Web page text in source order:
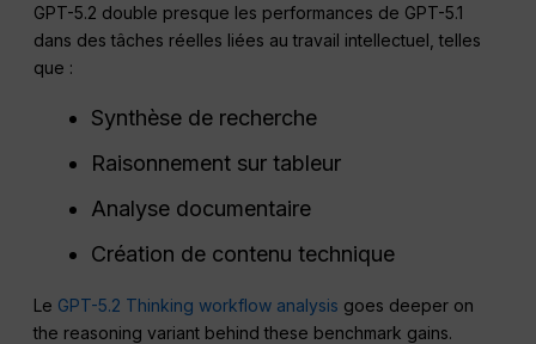
GPT-5.2 double presque les performances de GPT-5.1
dans des tâches réelles liées au travail intellectuel, telles
que :
Synthèse de recherche
Raisonnement sur tableur
Analyse documentaire
Création de contenu technique
Le GPT-5.2 Thinking workflow analysis goes deeper on
the reasoning variant behind these benchmark gains.